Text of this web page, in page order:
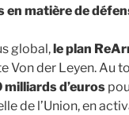
matière de
global,le plan
Von der Leyen. Au
d’euros
de l’Union, en